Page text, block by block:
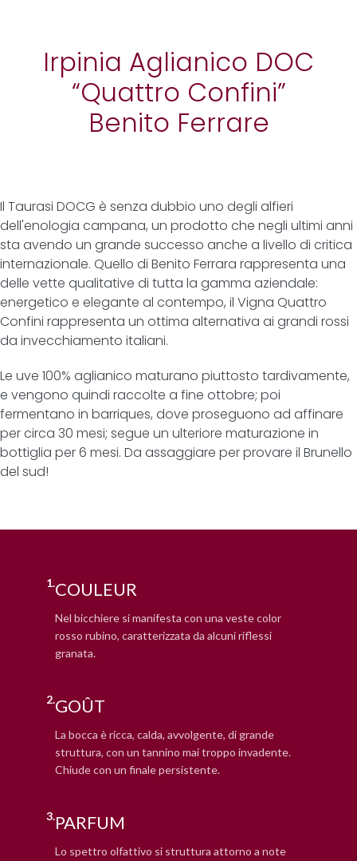
Irpinia Aglianico DOC
“Quattro Confini”
Benito Ferrare
Il Taurasi DOCG è senza dubbio uno degli alfieri
dell'enologia campana, un prodotto che negli ultimi anni
sta avendo un grande successo anche a livello di critica
internazionale. Quello di Benito Ferrara rappresenta una
delle vette qualitative di tutta la gamma aziendale:
energetico e elegante al contempo, il Vigna Quattro
Confini rappresenta un ottima alternativa ai grandi rossi
da invecchiamento italiani.
Le uve 100% aglianico maturano piuttosto tardivamente,
e vengono quindi raccolte a fine ottobre; poi
fermentano in barriques, dove proseguono ad affinare
per circa 30 mesi; segue un ulteriore maturazione in
bottiglia per 6 mesi. Da assaggiare per provare il Brunello
del sud!
1.COULEUR
Nel bicchiere si manifesta con una veste color
rosso rubino, caratterizzata da alcuni riflessi
granata.
2.GOÛT
La bocca è ricca, calda, avvolgente, di grande
struttura, con un tannino mai troppo invadente.
Chiude con un finale persistente.
3.PARFUM
Lo spettro olfattivo si struttura attorno a note